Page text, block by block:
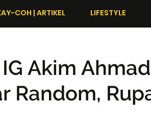
COH | ARTIKEL LIFESTYLE
Akim
Random,